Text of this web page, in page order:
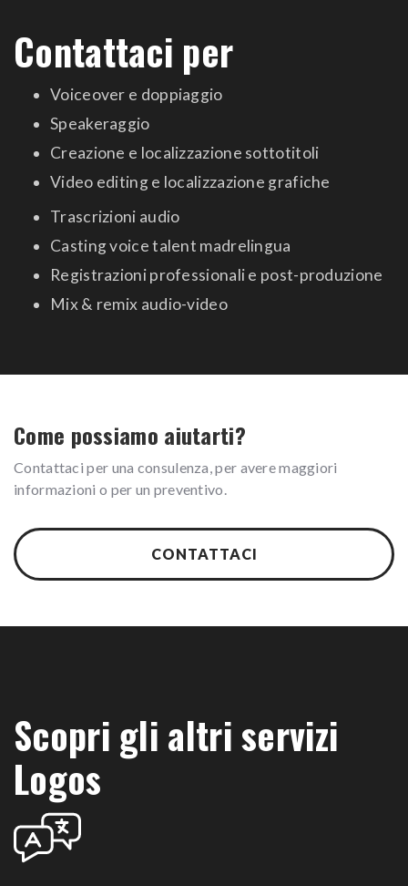
Contattaci per
Voiceover e doppiaggio
Speakeraggio
Creazione e localizzazione sottotitoli
Video editing e localizzazione grafiche
Trascrizioni audio
Casting voice talent madrelingua
Registrazioni professionali e post-produzione
Mix & remix audio-video
Come possiamo aiutarti?
Contattaci per una consulenza, per avere maggiori
informazioni o per un preventivo.
CONTATTACI
Scopri gli altri servizi
Logos